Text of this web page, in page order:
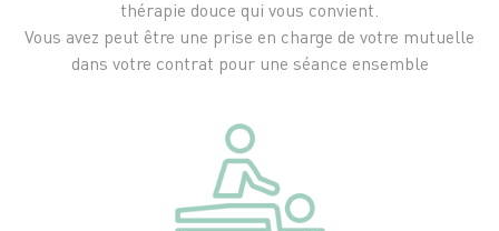
thérapie douce qui vous convient.
Vous avez peut être une prise en charge de votre mutuelle
dans votre contrat pour une séance ensemble